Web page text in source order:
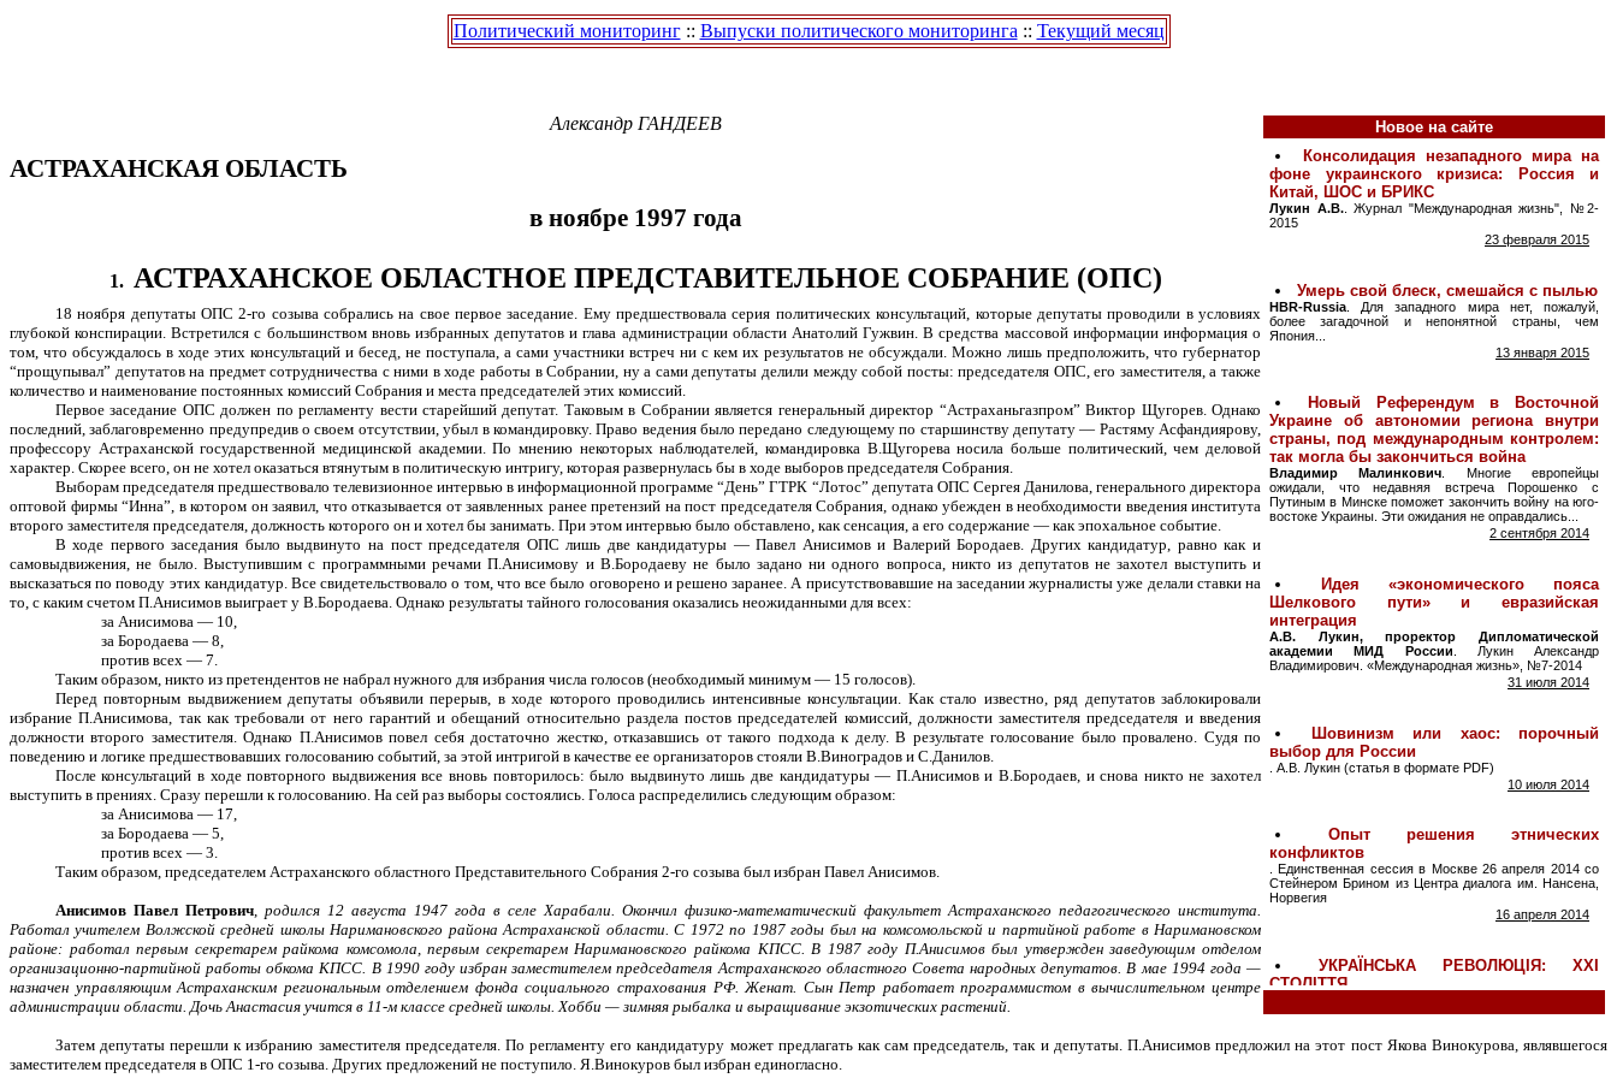
Политический мониторинг:: Выпуски политического мониторинга :: Текущий месяц
Новое на сайте
Александр ГАНДЕЕВ
АСТРАХАНСКАЯ ОБЛАСТЬ
в ноябре 1997 года
1. АСТРАХАНСКОЕ ОБЛАСТНОЕ ПРЕДСТАВИТЕЛЬНОЕ СОБРАНИЕ (ОПС)
18 ноября депутаты ОПС 2-го созыва собрались на свое первое заседание. Ему предшествовала серия политических консультаций, которые депутаты проводили в условиях
глубокой конспирации. Встретился с большинством вновь избранных депутатов и глава администрации области Анатолий Гужвин. В средства массовой информации информация о
том, что обсуждалось в ходе этих консультаций и бесед, не поступала, а сами участники встреч ни с кем их результатов не обсуждали. Можно лишь предположить, что губернатор
“прощупывал” депутатов на предмет сотрудничества с ними в ходе работы в Собрании, ну а сами депутаты делили между собой посты: председателя ОПС, его заместителя, а также
количество и наименование постоянных комиссий Собрания и места председателей этих комиссий.
Первое заседание ОПС должен по регламенту вести старейший депутат. Таковым в Собрании является генеральный директор “Астраханьгазпром” Виктор Щугорев. Однако
последний, заблаговременно предупредив о своем отсутствии, убыл в командировку. Право ведения было передано следующему по старшинству депутату — Растяму Асфандиярову,
профессору Астраханской государственной медицинской академии. По мнению некоторых наблюдателей, командировка В.Щугорева носила больше политический, чем деловой
характер. Скорее всего, он не хотел оказаться втянутым в политическую интригу, которая развернулась бы в ходе выборов председателя Собрания.
Выборам председателя предшествовало телевизионное интервью в информационной программе “День” ГТРК “Лотос” депутата ОПС Сергея Данилова, генерального директора
оптовой фирмы “Инна”, в котором он заявил, что отказывается от заявленных ранее претензий на пост председателя Собрания, однако убежден в необходимости введения института
второго заместителя председателя, должность которого он и хотел бы занимать. При этом интервью было обставлено, как сенсация, а его содержание — как эпохальное событие.
В ходе первого заседания было выдвинуто на пост председателя ОПС лишь две кандидатуры — Павел Анисимов и Валерий Бородаев. Других кандидатур, равно как и
самовыдвижения, не было. Выступившим с программными речами П.Анисимову и В.Бородаеву не было задано ни одного вопроса, никто из депутатов не захотел выступить и
высказаться по поводу этих кандидатур. Все свидетельствовало о том, что все было оговорено и решено заранее. А присутствовавшие на заседании журналисты уже делали ставки на
то, с каким счетом П.Анисимов выиграет у В.Бородаева. Однако результаты тайного голосования оказались неожиданными для всех:
за Анисимова — 10,
за Бородаева — 8,
против всех — 7.
Таким образом, никто из претендентов не набрал нужного для избрания числа голосов (необходимый минимум — 15 голосов).
Перед повторным выдвижением депутаты объявили перерыв, в ходе которого проводились интенсивные консультации. Как стало известно, ряд депутатов заблокировали
избрание П.Анисимова, так как требовали от него гарантий и обещаний относительно раздела постов председателей комиссий, должности заместителя председателя и введения
должности второго заместителя. Однако П.Анисимов повел себя достаточно жестко, отказавшись от такого подхода к делу. В результате голосование было провалено. Судя по
поведению и логике предшествовавших голосованию событий, за этой интригой в качестве ее организаторов стояли В.Виноградов и С.Данилов.
После консультаций в ходе повторного выдвижения все вновь повторилось: было выдвинуто лишь две кандидатуры — П.Анисимов и В.Бородаев, и снова никто не захотел
выступить в прениях. Сразу перешли к голосованию. На сей раз выборы состоялись. Голоса распределились следующим образом:
за Анисимова — 17,
за Бородаева — 5,
против всех — 3.
Таким образом, председателем Астраханского областного Представительного Собрания 2-го созыва был избран Павел Анисимов.
Анисимов Павел Петрович, родился 12 августа 1947 года в селе Харабали. Окончил физико-математический факультет Астраханского педагогического института.
Работал учителем Волжской средней школы Наримановского района Астраханской области. С 1972 по 1987 годы был на комсомольской и партийной работе в Наримановском
районе: работал первым секретарем райкома комсомола, первым секретарем Наримановского райкома КПСС. В 1987 году П.Анисимов был утвержден заведующим отделом
организационно-партийной работы обкома КПСС. В 1990 году избран заместителем председателя Астраханского областного Совета народных депутатов. В мае 1994 года —
назначен управляющим Астраханским региональным отделением фонда социального страхования РФ. Женат. Сын Петр работает программистом в вычислительном центре
администрации области. Дочь Анастасия учится в 11-м классе средней школы. Хобби — зимняя рыбалка и выращивание экзотических растений.
Затем депутаты перешли к избранию заместителя председателя. По регламенту его кандидатуру может предлагать как сам председатель, так и депутаты. П.Анисимов предложил на этот пост Якова Винокурова, являвшегося
заместителем председателя в ОПС 1-го созыва. Других предложений не поступило. Я.Винокуров был избран единогласно.